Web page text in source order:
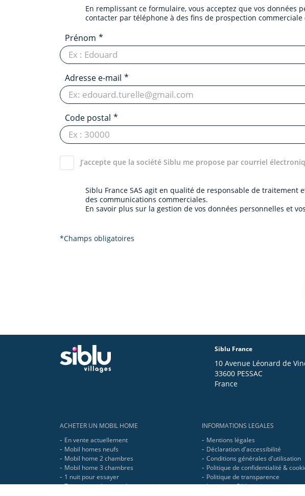
En remplissant ce formulaire, vous acceptez que vos données
contacter par téléphone à des fins de prospection
Prénom
Adresse e-mail
Code postal
J’accepte que la société Siblu me propose par courriel
Siblu France SAS agit en qualité de responsable de traitement
des communications commerciales.
En savoir plus sur la gestion de vos données personnelles et
*Champs obligatoires
Siblu France
10 Avenue Léonard de
33600 PESSAC
France
ACHETER UN MOBIL HOME
En vente actuellement
Mobil homes neufs
Mobil home 2 chambres
Mobil home 3 chambres
1 nuit pour essayer
Toutes nos réponses à vos questions
INFORMATIONS LEGALES
Mentions légales
Déclaration d'accessibilité
Conditions générales d'utilisation
Politique de confidentialité &
Politique de transparence
Le groupe Siblu